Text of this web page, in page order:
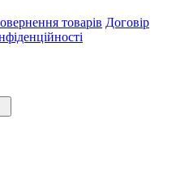
товарів Договір